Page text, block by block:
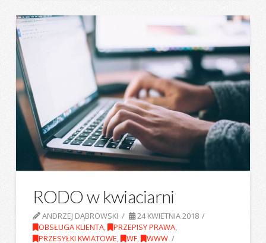
RODO w kwiaciarni
ANDRZEJ DĄBROWSKI
24 KWIETNIA 2018
OBSŁUGA KLIENTA, PRZEPISY PRAWA,
PRZESYŁKI KWIATOWE, WF, WWW